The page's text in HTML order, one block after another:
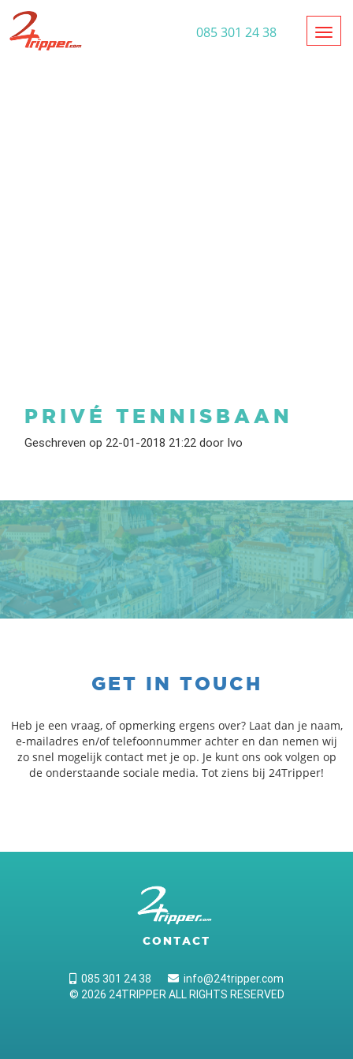
085 301 24 38
PRIVÉ TENNISBAAN
Geschreven op 22-01-2018 21:22 door Ivo
GET IN TOUCH
Heb je een vraag, of opmerking ergens over? Laat dan je naam,
e-mailadres en/of telefoonnummer achter en dan nemen wij
zo snel mogelijk contact met je op. Je kunt ons ook volgen op
de onderstaande sociale media. Tot ziens bij 24Tripper!
CONTACT
085 301 24 38
info@24tripper.com
© 2026 24TRIPPER ALL RIGHTS RESERVED